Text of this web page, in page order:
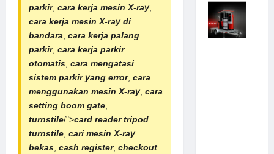
parkir, cara kerja mesin X-ray,
cara kerja mesin X-ray di
bandara, cara kerja palang
parkir, cara kerja parkir
otomatis, cara mengatasi
sistem parkir yang error, cara
menggunakan mesin X-ray, cara
setting boom gate,
turnstile/">card readertripod
turnstile, cari mesin X-ray
bekas, cash register, checkout